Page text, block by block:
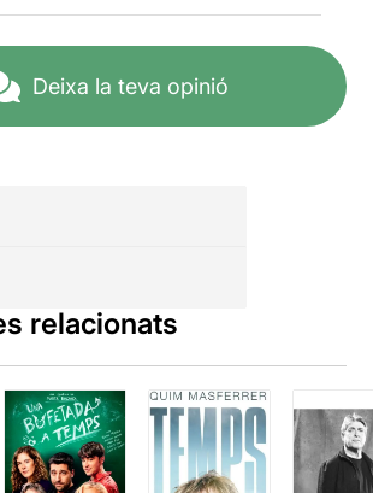
Deixa la teva opinió
relacionats